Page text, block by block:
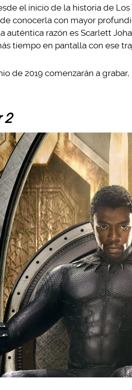
el inicio de la historia de
conocerla con mayor
auténtica razón es Scarlett
tiempo en pantalla con ese
de 2019 comenzarán a
2